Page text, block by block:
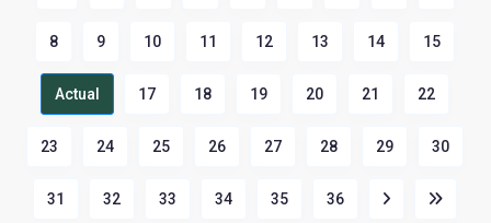
8 9 10 11 12 13 14 15
Actual 17 18 19 20 21 22
23 24 25 26 27 28 29 30
31 32 33 34 35 36